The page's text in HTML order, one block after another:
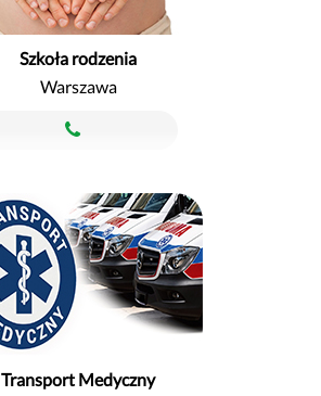
Szkoła rodzenia
Warszawa
Transport Medyczny